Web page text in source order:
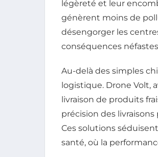
légèreté et leur
génèrent moins de
désengorger les
conséquences
Au-delà des simples
logistique. Drone Volt,
livraison de produits
précision des
Ces solutions
santé, où la